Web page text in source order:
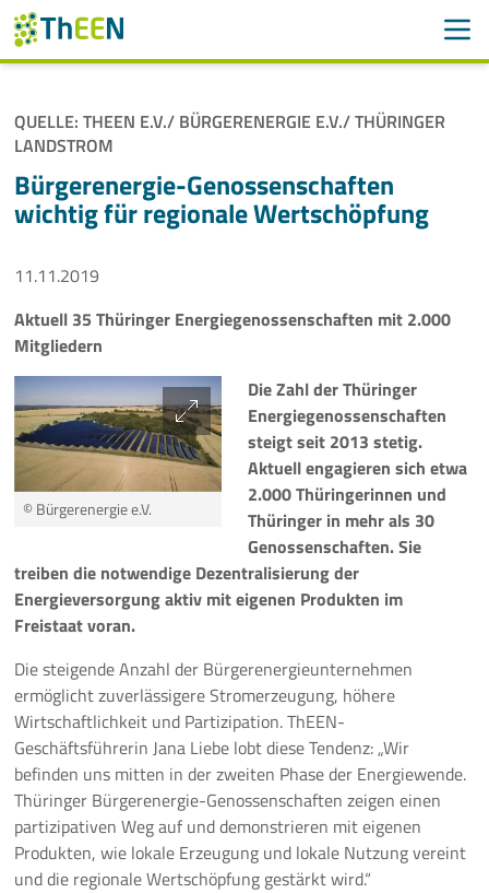
Navigation überspringen
ThEEN
Services
Aktivitäten
Veranstaltungen
Aktuelles
Meldungen
Branchenmeldungen
Statements
Positionen
Jobs
Mediathek
Akkreditierung
QUELLE: THEEN E.V./ BÜRGERENERGIE E.V./ THÜRINGER
LANDSTROM
Bürgerenergie-Genossenschaften
wichtig für regionale Wertschöpfung
11.11.2019
Aktuell 35 Thüringer Energiegenossenschaften mit 2.000
Mitgliedern
© Bürgerenergie e.V.
Die Zahl der Thüringer
Energiegenossenschaften
steigt seit 2013 stetig.
Aktuell engagieren sich etwa
2.000 Thüringerinnen und
Thüringer in mehr als 30
Genossenschaften. Sie
treiben die notwendige Dezentralisierung der
Energieversorgung aktiv mit eigenen Produkten im
Freistaat voran.
Die steigende Anzahl der Bürgerenergieunternehmen
ermöglicht zuverlässigere Stromerzeugung, höhere
Wirtschaftlichkeit und Partizipation. ThEEN-
Geschäftsführerin Jana Liebe lobt diese Tendenz: „Wir
befinden uns mitten in der zweiten Phase der Energiewende.
Thüringer Bürgerenergie-Genossenschaften zeigen einen
partizipativen Weg auf und demonstrieren mit eigenen
Produkten, wie lokale Erzeugung und lokale Nutzung vereint
und die regionale Wertschöpfung gestärkt wird.“